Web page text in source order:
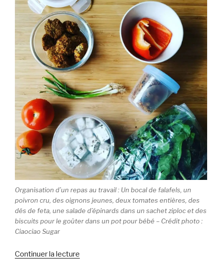
Organisation d’un repas au travail : Un bocal de falafels, un
poivron cru, des oignons jeunes, deux tomates entières, des
dés de feta, une salade d’épinards dans un sachet ziploc et des
biscuits pour le goûter dans un pot pour bébé – Crédit photo :
Ciaociao Sugar
Continuer la lecture